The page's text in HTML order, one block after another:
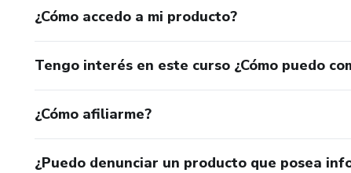
¿Cómo accedo a mi producto?
Tengo interés en este curso ¿Cómo puedo
¿Cómo afiliarme?
¿Puedo denunciar un producto que posea